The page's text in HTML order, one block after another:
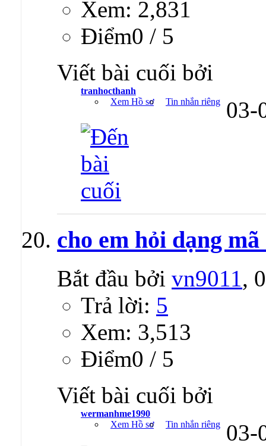
Xem: 2,831
Ðiểm0 / 5
Viết bài cuối bởi
tranhocthanh
Xem Hồ sơ
Tin nhắn riêng 03-
cho em hỏi dạng
Bắt đầu bởi vn9011,
Trả lời: 5
Xem: 3,513
Ðiểm0 / 5
Viết bài cuối bởi
wermanhme1990
Xem Hồ sơ
Tin nhắn riêng 03-